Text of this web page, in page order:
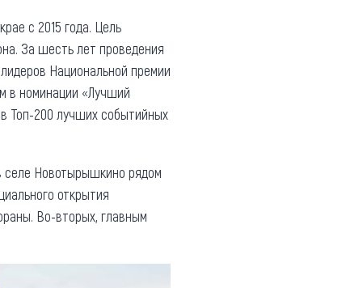
с 2015 года. Цель
За шесть лет проведения
Национальной премии
в номинации «Лучший
Топ-200 лучших событийных
селе Новотырышкино рядом
открытия
Во-вторых, главным